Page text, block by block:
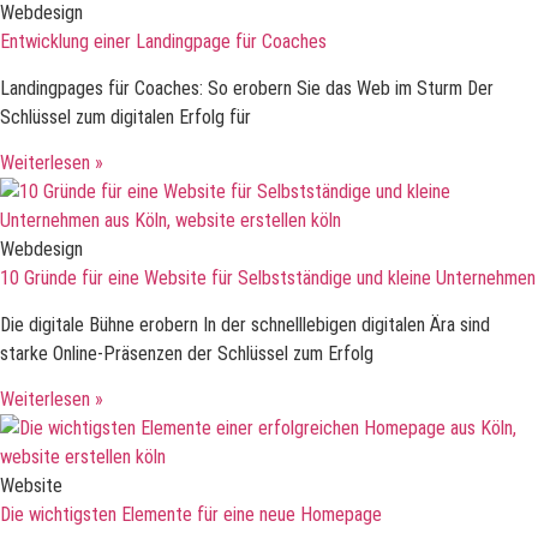
Webdesign
Entwicklung einer Landingpage für Coaches
Landingpages für Coaches: So erobern Sie das Web im Sturm Der
Schlüssel zum digitalen Erfolg für
Weiterlesen »
Webdesign
10 Gründe für eine Website für Selbstständige und kleine Unternehmen
Die digitale Bühne erobern In der schnelllebigen digitalen Ära sind
starke Online-Präsenzen der Schlüssel zum Erfolg
Weiterlesen »
Website
Die wichtigsten Elemente für eine neue Homepage